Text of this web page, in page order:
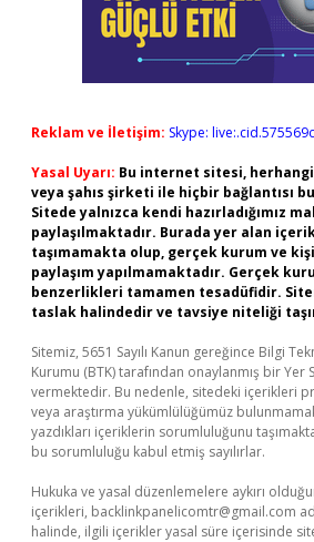
Reklam ve İletişim: Skype:
Yasal Uyarı: Bu internet sitesi,
veya şahıs şirketi ile hiçbir bağlantısı
Sitede yalnızca kendi hazırladığımız
paylaşılmaktadır. Burada yer alan
taşımamakta olup, gerçek kurum ve
paylaşım yapılmamaktadır. Gerçek
benzerlikleri tamamen tesadüfidir.
taslak halindedir ve tavsiye niteliği
Sitemiz, 5651 Sayılı Kanun gereğince Bilgi
Kurumu (BTK) tarafından onaylanmış bir Yer
vermektedir. Bu nedenle, sitedeki içerikleri
veya araştırma yükümlülüğümüz
yazdıkları içeriklerin sorumluluğunu
bu sorumluluğu kabul etmiş sayılırlar.
Hukuka ve yasal düzenlemelere aykırı
içerikleri, backlinkpanelicomtr@gmail.com
halinde, ilgili içerikler yasal süre içerisinde